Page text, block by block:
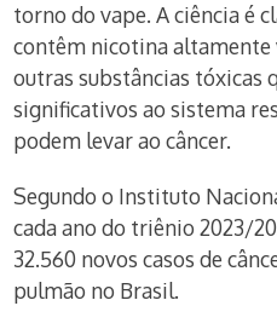
torno do vape. A ciência é
contêm nicotina altamente
outras substâncias tóxicas
significativos ao sistema
podem levar ao câncer.
Segundo o Instituto
cada ano do triênio 2023/
32.560 novos casos de
pulmão no Brasil.